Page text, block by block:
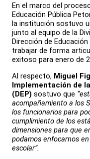
En el marco del
Educación Pública
la institución sostuvo
junto al equipo de la
Dirección de
trabajar de forma
exitoso para enero de
Al respecto, Miguel
Implementación de
(DEP) sostuvo que
acompañamiento a los
los funcionarios para
cumplimiento de los
dimensiones para que
podamos enfocarnos
escolar”.